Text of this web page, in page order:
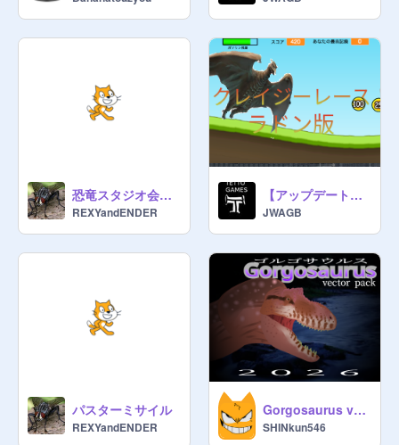
https://scratch.mit.edu/projects/98
1604599
国歌
https://scratch.mit.edu/projects/10
40647341
→→→→→→お願い←←←←←←←
スタジオフォローをお願いし申す
ーーーーーー憲法ーーーーーーーー
国家の主権は国民と皇帝に分割され
軍は皇帝又は大総統が指揮を取り、
全権及び責任は皇帝に帰する。
戦争するかは憲法に則り議会を通し
て民意で決めるものとする
古生物や兵器を政府の許可なしに輸
従二位以上はスタジオマネージャー
恐竜スタジオ会社苦情処理部門
REXYandENDER
【アップデート！】モバイル対応！Rodan road Ver.0.9
JWAGB
パスターミサイル
REXYandENDER
Gorgosaurus vector 2026 ゴルゴサウルス
SHINkun546